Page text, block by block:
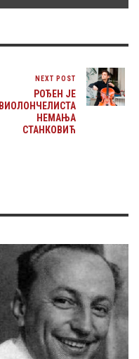
NEXT POST
РОЂЕН ЈЕ
ВИОЛОНЧЕЛИСТА
НЕМАЊА
СТАНКОВИЋ